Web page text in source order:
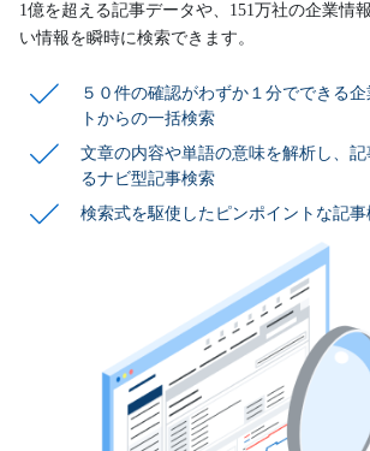
1億を超える記事データや、151万社の企業情
い情報を瞬時に検索できます。
５０件の確認がわずか１分でできる
トからの一括検索
文章の内容や単語の意味を解析し、
るナビ型記事検索
検索式を駆使したピンポイントな記事